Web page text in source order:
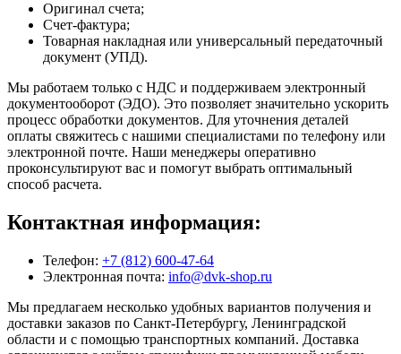
Оригинал счета;
Счет-фактура;
Товарная накладная или универсальный передаточный
документ (УПД).
Мы работаем только с НДС и поддерживаем электронный
документооборот (ЭДО). Это позволяет значительно ускорить
процесс обработки документов. Для уточнения деталей
оплаты свяжитесь с нашими специалистами по телефону или
электронной почте. Наши менеджеры оперативно
проконсультируют вас и помогут выбрать оптимальный
способ расчета.
Контактная информация:
Телефон: +7 (812) 600-47-64
Электронная почта: info@dvk-shop.ru
Мы предлагаем несколько удобных вариантов получения и
доставки заказов по Санкт-Петербургу, Ленинградской
области и с помощью транспортных компаний. Доставка